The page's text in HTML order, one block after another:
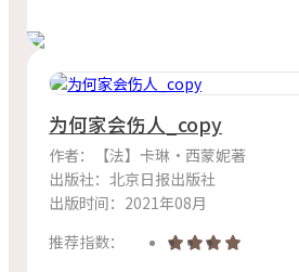
为何家会伤人_copy
作者：【法】卡琳·西蒙妮著
出版社：北京日报出版社
出版时间：2021年08月
推荐指数：